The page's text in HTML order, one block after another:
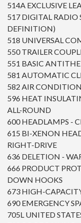
514A EXCLUSIVE
517 DIGITAL
DEFINITION)
518 UNIVERSAL
550 TRAILER
551 BASIC
581 AUTOMATIC
582 AIR
596 HEAT
ALL-ROUND
600 HEADLAMPS -
615 BI-XENON
RIGHT-DRIVE
636 DELETION -
666 PRODUCT
DOWN HOOKS
673 HIGH-
690 EMERGENCY
705L UNITED